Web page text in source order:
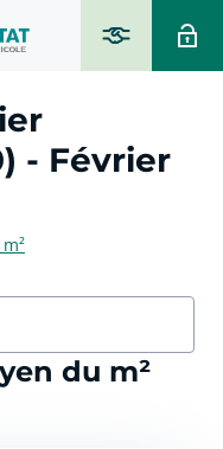
- Février
du m²